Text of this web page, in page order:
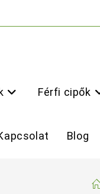
Férfi cipők
Blog